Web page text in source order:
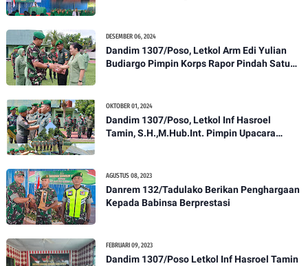
DESEMBER 06, 2024
Dandim 1307/Poso, Letkol Arm Edi Yulian
Budiargo Pimpin Korps Rapor Pindah Satuan
OKTOBER 01, 2024
Dandim 1307/Poso, Letkol Inf Hasroel
Tamin, S.H.,M.Hub.Int. Pimpin Upacara
AGUSTUS 08, 2023
Danrem 132/Tadulako Berikan Penghargaan
Kepada Babinsa Berprestasi
FEBRUARI 09, 2023
Dandim 1307/Poso Letkol Inf Hasroel Tamin